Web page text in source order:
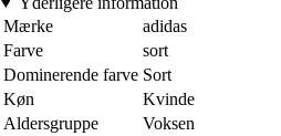
Mærke
adidas
Farve
sort
Dominerende farve Sort
Køn
Kvinde
Aldersgruppe
Voksen